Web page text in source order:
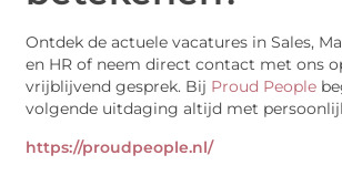
Ontdek de actuele vacatures in Sales,
en HR of neem direct contact met ons
vrijblijvend gesprek. Bij Proud People
volgende uitdaging altijd met
https://proudpeople.nl/